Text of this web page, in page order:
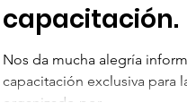
capacitación.
Nos da mucha alegría
capacitación exclusiva para
organizado por...